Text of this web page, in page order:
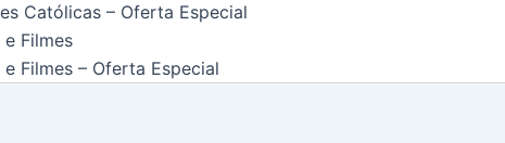
Católicas – Oferta Especial
Filmes
Filmes – Oferta Especial